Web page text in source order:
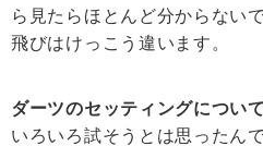
ら見たらほとんど分からない
飛びはけっこう違います。
ダーツのセッティングについ
いろいろ試そうとは思ったん